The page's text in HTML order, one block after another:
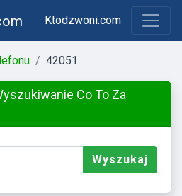
Ktodzwoni.com
42051
Co To Za
Wyszukaj